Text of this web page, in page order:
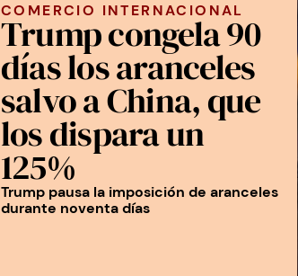
COMERCIO INTERNACIONAL
Trump congela 90
días los aranceles
salvo a China, que
los dispara un
125%
Trump pausa la imposición de aranceles
durante noventa días